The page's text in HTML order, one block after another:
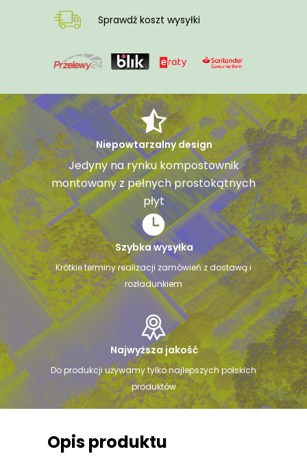
Sprawdź koszt wysyłki
Szybka wysyłka
Krótkie terminy realizacji zamówień z dostawą i
rozładunkiem
Niepowtarzalny design
Jedyny na rynku kompostownik
montowany z pełnych prostokątnych
płyt
Najwyższa jakość
Do produkcji używamy tylko najlepszych polskich
produktów
Opis produktu